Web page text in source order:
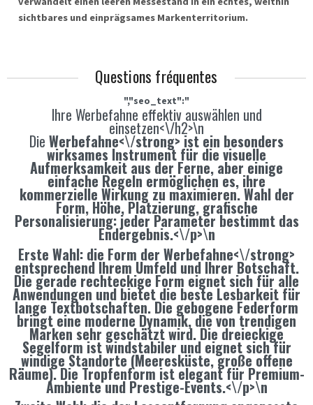
sichtbares und einprägsames Markenterritorium.
Questions fréquentes
","seo_text":"
Ihre Werbefahne effektiv auswählen und
einsetzen<\/h2>\n
Die Werbefahne<\/strong> ist ein besonders
wirksames Instrument für die visuelle
Aufmerksamkeit aus der Ferne, aber einige
einfache Regeln ermöglichen es, ihre
kommerzielle Wirkung zu maximieren. Wahl der
Form, Höhe, Platzierung, grafische
Personalisierung: jeder Parameter bestimmt das
Endergebnis.<\/p>\n
Erste Wahl: die Form der Werbefahne<\/strong>
entsprechend Ihrem Umfeld und Ihrer Botschaft.
Die gerade rechteckige Form eignet sich für alle
Anwendungen und bietet die beste Lesbarkeit für
lange Textbotschaften. Die gebogene Federform
bringt eine moderne Dynamik, die von trendigen
Marken sehr geschätzt wird. Die dreieckige
Segelform ist windstabiler und eignet sich für
windige Standorte (Meeresküste, große offene
Räume). Die Tropfenform ist elegant für Premium-
Ambiente und Prestige-Events.<\/p>\n